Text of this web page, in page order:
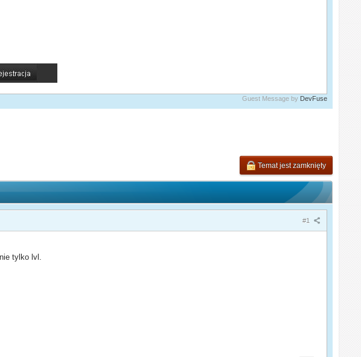
Guest Message by DevFuse
Temat jest zamknięty
#1
tylko lvl.